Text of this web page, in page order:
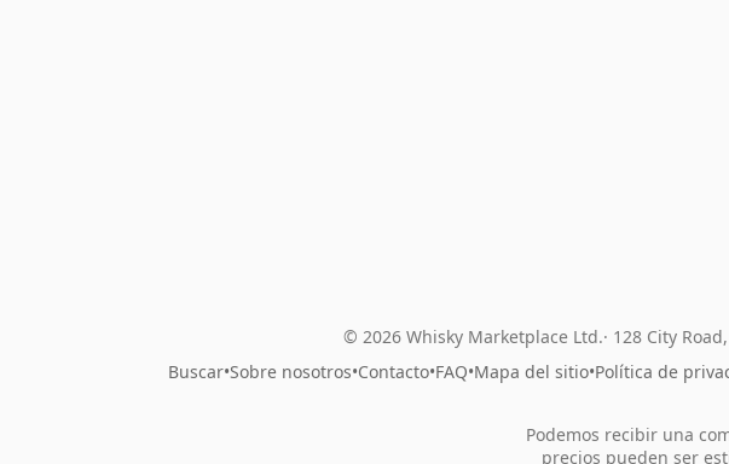
© 2026 Whisky Marketplace Ltd. 128 City
Buscar•Sobre nosotros•Contacto•FAQ•Mapa del sitio•Política de
Podemos recibir una
precios pueden ser